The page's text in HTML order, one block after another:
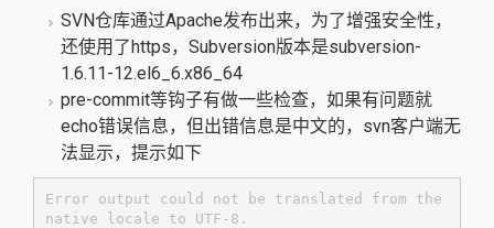
SVN仓库通过Apache发布出来，为了增强安全性，
还使用了https，Subversion版本是subversion-
1.6.11-12.el6_6.x86_64
pre-commit等钩子有做一些检查，如果有问题就
echo错误信息，但出错信息是中文的，svn客户端无
法显示，提示如下
Error output could not be translated from the
native locale to UTF-8.